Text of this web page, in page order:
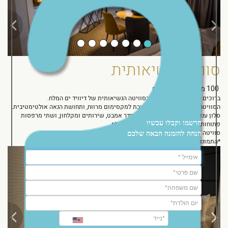
סוויטה נשיאותית
ברוכים הבאים לנופש מפנק בסוויטה הנשיאותית של דיוויד ים המלח.
הסוויטה הנשיאותית שלנו מעוצבת למקסימום מרווח, ותחושת הנאה אולטימטיבית.
סלון ענקי עם דלת הפרדה ייעודית, חדר אמבט, שירותים ומקלחון, ושתי מרפסות
פתוחות אל הנוף המדהים של אזור ים המלח.
סוויטה זו נהנית מההטבות של הסוויטות של דיוויד.
*התמונות להמחשה בלבד.
Previous
Next
הרשמו וקבלו עכשיו
הנחה להזמנה הבאה שלכם